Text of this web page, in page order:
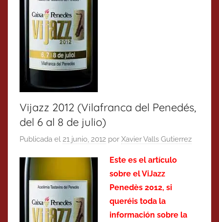
Vijazz 2012 (Vilafranca del Penedés,
del 6 al 8 de julio)
Publicada el 21 junio, 2012 por Xavier Valls Gutierrez
Este es el artículo
sobre el ViJazz
Penedès 2012, si
queréis toda la
información sobre la